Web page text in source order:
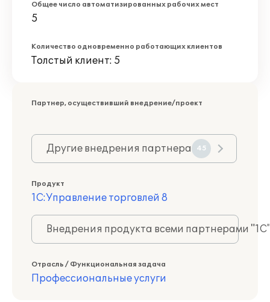
Общее число автоматизированных рабочих мест
5
Количество одновременно работающих клиентов
Толстый клиент: 5
Партнер, осуществивший внедрение/проект
Другие внедрения партнера 45
Продукт
1С:Управление торговлей 8
Внедрения продукта всеми партнерами
Отрасль / Функциональная задача
Профессиональные услуги